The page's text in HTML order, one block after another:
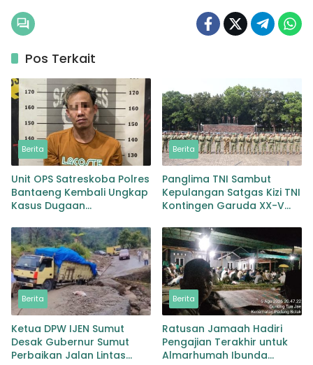
Pos Terkait
Berita
Unit OPS Satreskoba Polres
Bantaeng Kembali Ungkap
Kasus Dugaan
Peredaran Narkotika Jenis
Sabu
Berita
Panglima TNI Sambut
Kepulangan Satgas Kizi TNI
Kontingen Garuda XX-V
Berita
Ketua DPW IJEN Sumut
Desak Gubernur Sumut
Perbaikan Jalan Lintas
Berita
Ratusan Jamaah Hadiri
Pengajian Terakhir untuk
Almarhumah Ibunda